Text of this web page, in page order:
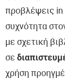
προβλέψεις in
συχνότητα
με σχετική
σε
χρήση